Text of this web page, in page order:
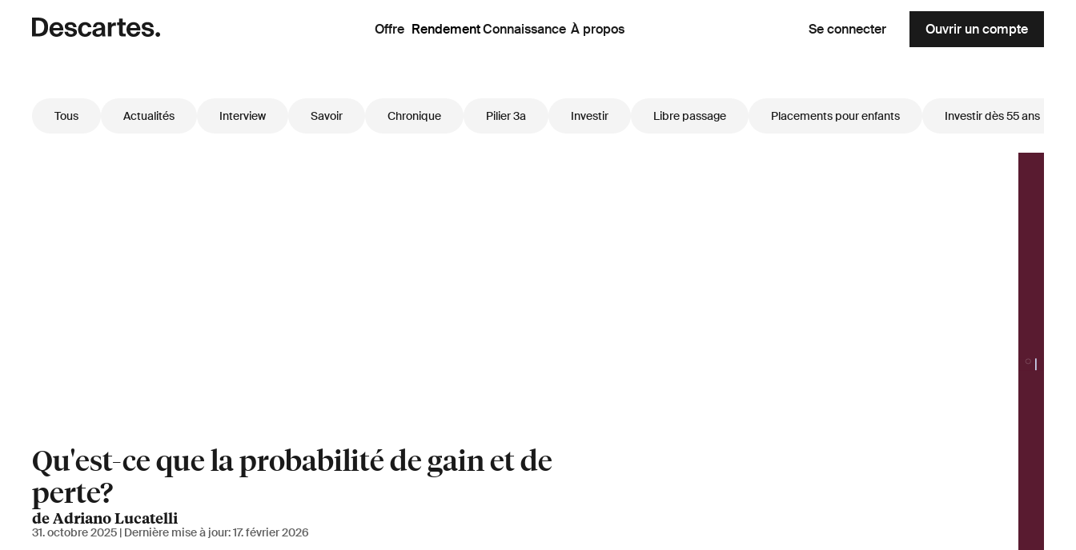
Offre RendementConnaissance À propos Se connecter Ouvrir un compte
Tous Actualités Interview Savoir Chronique Pilier 3a Investir Libre passage Placements pour enfants Investir dès 55 ans
Qu'est-ce que la probabilité de gain et de
perte?
de Adriano Lucatelli
31. octobre 2025 | Dernière mise à jour:17. février 2026